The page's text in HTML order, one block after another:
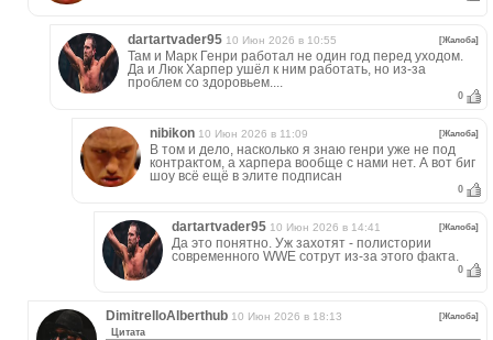
dartartvader95 10 Июн 2026 в 10:55 [Жалоба]
Там и Марк Генри работал не один год перед уходом.
Да и Люк Харпер ушёл к ним работать, но из-за
проблем со здоровьем....
0
nibikon 10 Июн 2026 в 11:09 [Жалоба]
В том и дело, насколько я знаю генри уже не под
контрактом, а харпера вообще с нами нет. А вот биг
шоу всё ещё в элите подписан
0
dartartvader95 10 Июн 2026 в 14:41 [Жалоба]
Да это понятно. Уж захотят - полистории
современного WWE сотрут из-за этого факта.
0
DimitrelloAlberthub 10 Июн 2026 в 18:13 [Жалоба]
Цитата